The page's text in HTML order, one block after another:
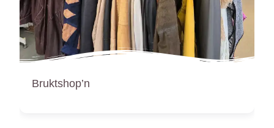
Evangeliesenteret Bruktbutikk Halden